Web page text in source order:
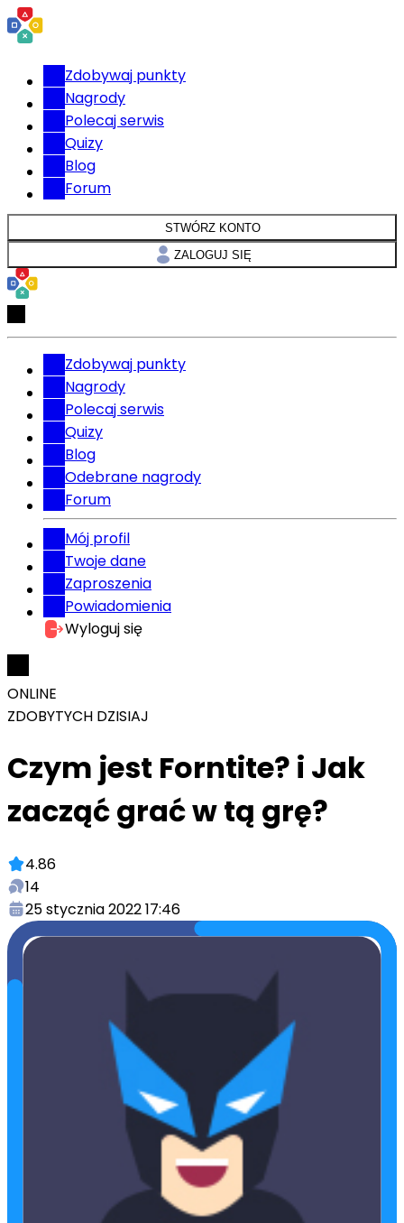
Zdobywaj punkty
Nagrody
Polecaj serwis
Quizy
Blog
Forum
STWÓRZ KONTO
ZALOGUJ SIĘ
Zdobywaj punkty
Nagrody
Polecaj serwis
Quizy
Blog
Odebrane nagrody
Forum
Mój profil
Twoje dane
Zaproszenia
Powiadomienia
Wyloguj się
ONLINE
ZDOBYTYCH DZISIAJ
Czym jest Forntite? i Jak
zacząć grać w tą grę?
4.86
14
25 stycznia 2022 17:46